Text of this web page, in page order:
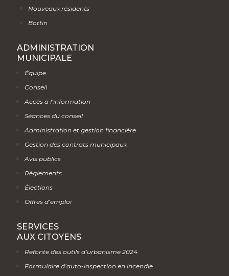
Nouveaux résidents
Bottin
ADMINISTRATION
MUNICIPALE
Équipe
Conseil
Accès à l’information
Séances du conseil
Administration et gestion financière
Gestion des contrats municipaux
Avis publics
Règlements
Élections
Offres d’emploi
SERVICES
AUX CITOYENS
Refonte des outils d’urbanisme 2024
Formulaire d’auto-inspection en incendie